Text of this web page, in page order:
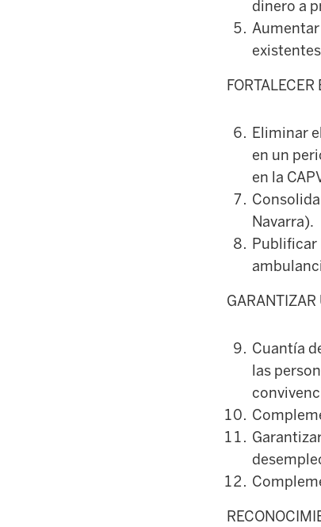
dinero a
Eliminar
en un
en la
Navarra).
GARANTIZAR
Cuantía
las